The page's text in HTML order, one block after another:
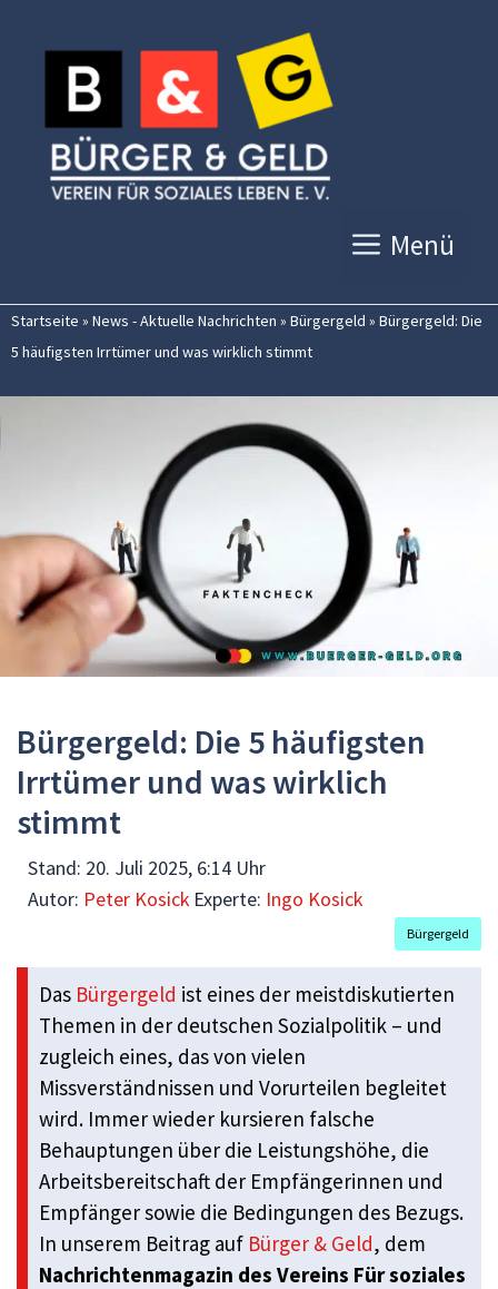
Inhalt
springen
Menü
Startseite » News - Aktuelle Nachrichten » Bürgergeld » Bürgergeld: Die
5 häufigsten Irrtümer und was wirklich stimmt
Bürgergeld: Die 5 häufigsten
Irrtümer und was wirklich
stimmt
Stand: 20. Juli 2025, 6:14 Uhr
Autor: Peter Kosick Experte: Ingo Kosick
Bürgergeld
Das Bürgergeld ist eines der meistdiskutierten
Themen in der deutschen Sozialpolitik – und
zugleich eines, das von vielen
Missverständnissen und Vorurteilen begleitet
wird. Immer wieder kursieren falsche
Behauptungen über die Leistungshöhe, die
Arbeitsbereitschaft der Empfängerinnen und
Empfänger sowie die Bedingungen des Bezugs.
In unserem Beitrag auf Bürger & Geld, dem
Nachrichtenmagazin des Vereins Für soziales